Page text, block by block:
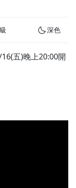
深色
五)晚上20:00開